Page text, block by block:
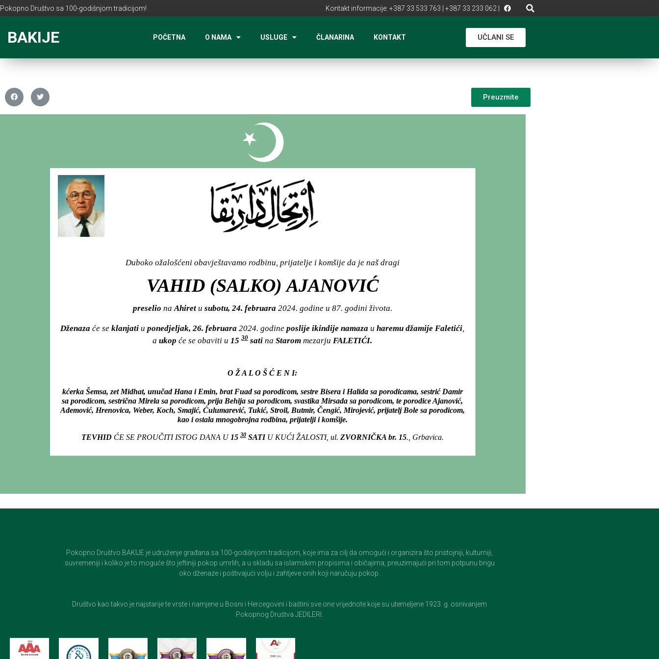
Pokopno Društvo sa 100-godišnjom tradicijom! Kontakt informacije: +387 33 533 763 | +387 33 233 062 |
BAKIJE POČETNA O NAMA USLUGE ČLANARINA KONTAKT UČLANI SE
Preuzmite
Duboko ožalošćeni obavještavamo rodbinu, prijatelje i komšije da je naš dragi
VAHID (SALKO) AJANOVIĆ
preselio naAhiretu subotu, 24. februara 2024. godine u 87. godini života.
Dženaza će se klanjati u ponedjeljak, 26. februara 2024. godine poslije ikindije namaza u haremu džamije Faletići
a ukop će se obaviti u 15 30 sati na Starom mezarju FALETIĆI.
O Ž A L O Š Ć E N I:
kćerka Šemsa, zet Midhat, unučad Hana i Emin, brat Fuad sa porodicom, sestre Bisera i Halida sa porodicama, sestrić Damir
sa porodicom, sestrična Mirela sa porodicom, prija Behija sa porodicom, svastika Mirsada sa porodicom, te porodice Ajanović,
Ademović, Hrenovica, Weber, Koch, Smajić, Ćulumarević, Tukić, Stroil, Butmir, Čengić, Mirojević, prijatelj Bole sa porodicom,
kao i ostala mnogobrojna rodbina, prijatelji i komšije.
TEVHID ĆE SE PROUČITI ISTOG DANA U 1530SATIU KUĆI ŽALOSTI, ul. ZVORNIČKA br. 15., Grbavica.
Pokopno Društvo BAKIJE je udruženje građana sa 100-godišnjom tradicijom, koje ima za cilj da omogući i organizira što pristojniji, kulturniji,
suvremeniji i koliko je to moguće što jeftiniji pokop umrlih, a u skladu sa islamskim propisima i običajima, preuzimajući pri tom potpunu brigu
oko dženaze i poštivajući volju i zahtjeve onih koji naručuju pokop.
Društvo kao takvo je najstarije te vrste i namjene u Bosni i Hercegovini i baštini sve one vrijednote koje su utemeljene 1923. g. osnivanjem
Pokopnog Društva JEDILERI.